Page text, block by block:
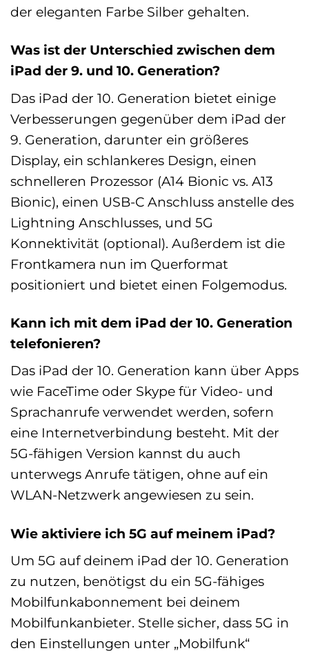
der eleganten Farbe Silber gehalten.
Was ist der Unterschied zwischen dem
iPad der 9. und 10. Generation?
Das iPad der 10. Generation bietet einige
Verbesserungen gegenüber dem iPad der
9. Generation, darunter ein größeres
Display, ein schlankeres Design, einen
schnelleren Prozessor (A14 Bionic vs. A13
Bionic), einen USB-C Anschluss anstelle des
Lightning Anschlusses, und 5G
Konnektivität (optional). Außerdem ist die
Frontkamera nun im Querformat
positioniert und bietet einen Folgemodus.
Kann ich mit dem iPad der 10. Generation
telefonieren?
Das iPad der 10. Generation kann über Apps
wie FaceTime oder Skype für Video- und
Sprachanrufe verwendet werden, sofern
eine Internetverbindung besteht. Mit der
5G-fähigen Version kannst du auch
unterwegs Anrufe tätigen, ohne auf ein
WLAN-Netzwerk angewiesen zu sein.
Wie aktiviere ich 5G auf meinem iPad?
Um 5G auf deinem iPad der 10. Generation
zu nutzen, benötigst du ein 5G-fähiges
Mobilfunkabonnement bei deinem
Mobilfunkanbieter. Stelle sicher, dass 5G in
den Einstellungen unter „Mobilfunk“